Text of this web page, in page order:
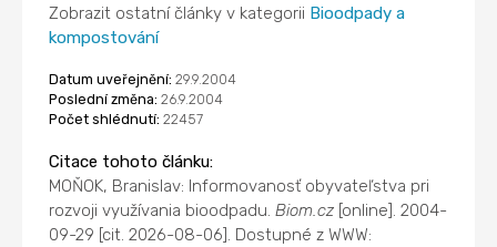
Zobrazit ostatní články v kategorii Bioodpady a
kompostování
Datum uveřejnění: 29.9.2004
Poslední změna: 26.9.2004
Počet shlédnutí: 22457
Citace tohoto článku:
MOŇOK, Branislav: Informovanosť obyvateľstva pri
rozvoji využívania bioodpadu.Biom.cz [online]. 2004-
09-29 [cit. 2026-08-06]. Dostupné z WWW: